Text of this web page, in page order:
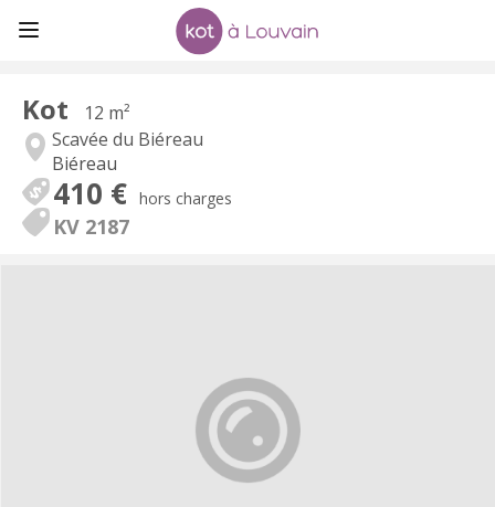
Kot
12 m²
Scavée du Biéreau
Biéreau
410 € hors charges
KV 2187